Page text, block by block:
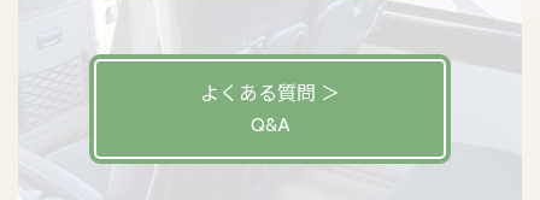
よくある質問 ＞
Q&A